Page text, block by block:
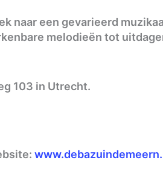
naar een gevarieerd
melodieën tot
103 in Utrecht.